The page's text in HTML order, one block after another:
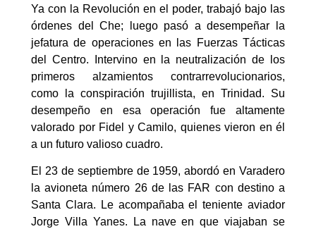
Ya con la Revolución en el poder, trabajó bajo las
órdenes del Che; luego pasó a desempeñar la
jefatura de operaciones en las Fuerzas Tácticas
del Centro. Intervino en la neutralización de los
primeros alzamientos contrarrevolucionarios,
como la conspiración trujillista, en Trinidad. Su
desempeño en esa operación fue altamente
valorado por Fidel y Camilo, quienes vieron en él
a un futuro valioso cuadro.
El 23 de septiembre de 1959, abordó en Varadero
la avioneta número 26 de las FAR con destino a
Santa Clara. Le acompañaba el teniente aviador
Jorge Villa Yanes. La nave en que viajaban se